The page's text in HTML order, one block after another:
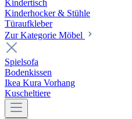
Kindertisch
Kinderhocker & Stühle
Türaufkleber
Zur Kategorie Möbel
Spielsofa
Bodenkissen
Ikea Kura Vorhang
Kuscheltiere